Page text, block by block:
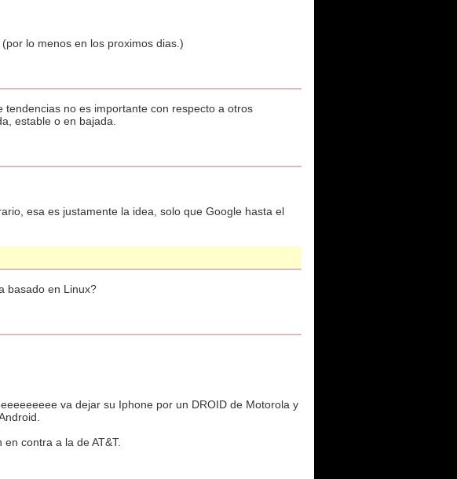
lo menos en los proximos dias.)
no es importante con respecto a otros
estable o en bajada.
esa es justamente la idea, solo que Google hasta el
basado en Linux?
va dejar su Iphone por un DROID de Motorola y
contra a la de AT&T.